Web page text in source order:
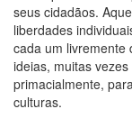
seus cidadãos.
liberdades
cada um livremente
ideias, muitas
primacialmente,
culturas.